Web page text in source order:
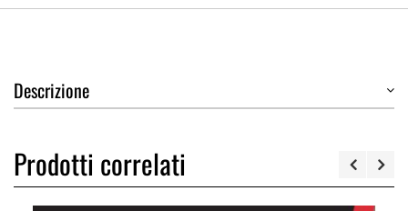
Descrizione
Prodotti correlati